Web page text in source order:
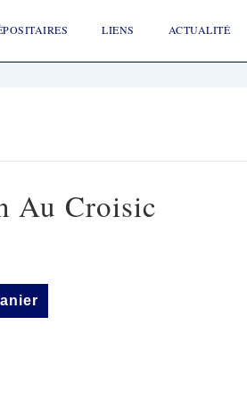
LIENS ACTUALITÉ
Au Croisic